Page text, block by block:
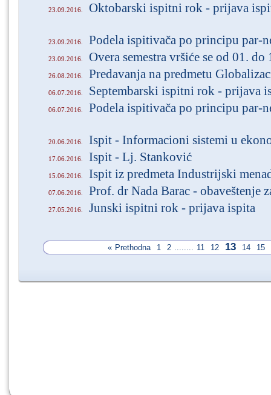
23.09.2016. Oktobarski ispitni rok - prijava
23.09.2016. Podela ispitivača po principu par-
23.09.2016. Overa semestra vršiće se od 01.
26.08.2016. Predavanja na predmetu
06.07.2016. Septembarski ispitni rok - prijava
06.07.2016. Podela ispitivača po principu par-
20.06.2016. Ispit - Informacioni sistemi u
17.06.2016. Ispit - Lj. Stanković
15.06.2016. Ispit iz predmeta Industrijski
07.06.2016. Prof. dr Nada Barac - obaveštenje
27.05.2016. Junski ispitni rok - prijava ispita
« Prethodna 1 2 ........ 11 12 13 14 15